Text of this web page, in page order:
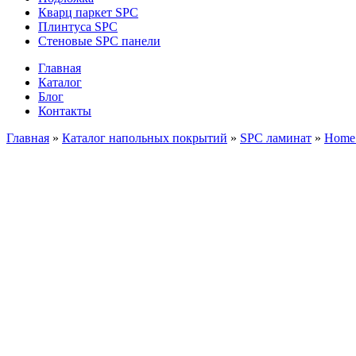
Кварц паркет SPC
Плинтуса SPC
Стеновые SPC панели
Главная
Каталог
Блог
Контакты
Главная » Каталог напольных покрытий » SPC ламинат »